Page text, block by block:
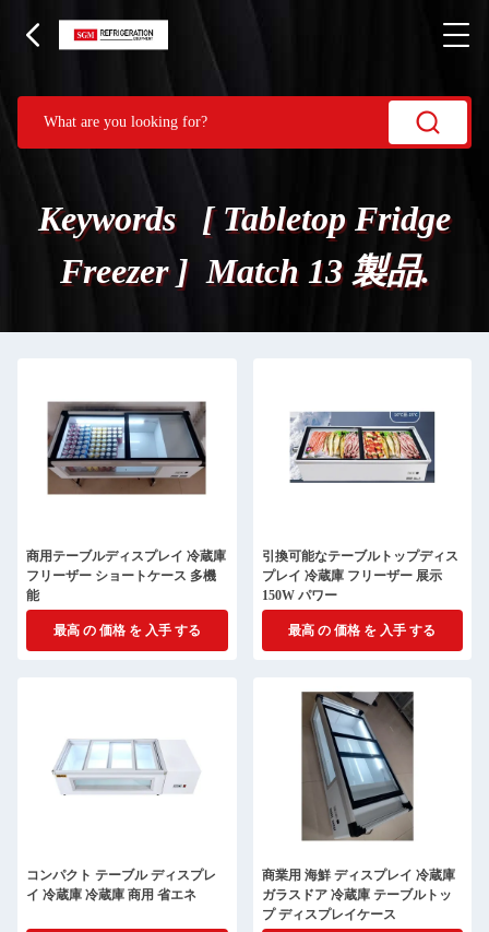
Keywords [ Tabletop Fridge
Freezer ] Match 13 製品.
商用テーブルディスプレイ 冷蔵庫
フリーザー ショートケース 多機
能
最高 の 価格 を 入手 する
引換可能なテーブルトップディス
プレイ 冷蔵庫 フリーザー 展示
150W パワー
最高 の 価格 を 入手 する
コンパクト テーブル ディスプレ
イ 冷蔵庫 冷蔵庫 商用 省エネ
商業用 海鮮 ディスプレイ 冷蔵庫
ガラスドア 冷蔵庫 テーブルトッ
プ ディスプレイケース